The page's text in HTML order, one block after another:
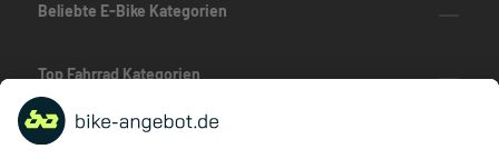
Beliebte E-Bike Kategorien
Top Fahrrad Kategorien
Beliebte Fahrrad-Kategorien